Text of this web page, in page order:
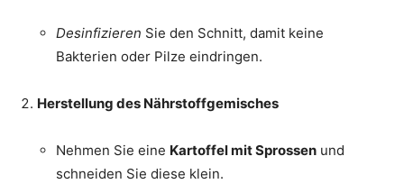
Desinfizieren Sie den Schnitt, damit keine
Bakterien oder Pilze eindringen.
Herstellung des Nährstoffgemisches
Nehmen Sie eine Kartoffel mit Sprossen und
schneiden Sie diese klein.